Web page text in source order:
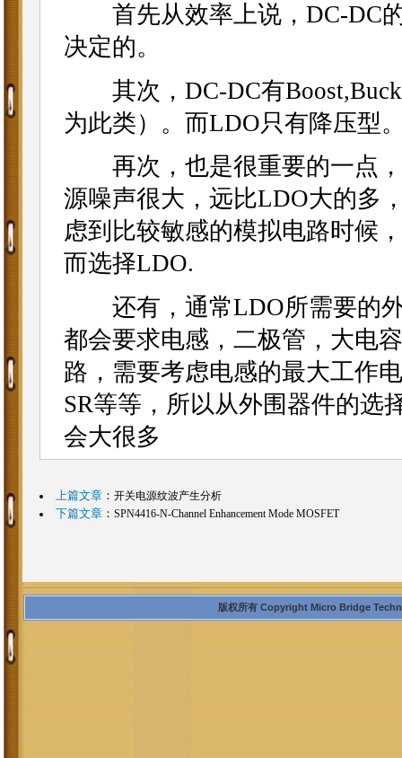
首先从效率上说，DC-DC的
决定的。
其次，DC-DC有
为此类）。而LDO只有降压型
再次，也是很重要的一点，
源噪声很大，远比LDO大的多
虑到比较敏感的模拟电路时候
而选择LDO.
还有，通常LDO所需要的外
都会要求电感，二极管，大电
路，需要考虑电感的最大工作
SR等等，所以从外围器件的选
会大很多
上篇文章： 开关电源纹波产生分析
下篇文章： SPN4416-N-Channel Enhancement Mode MOSFET
版权所有 Copyright Micro Bridge